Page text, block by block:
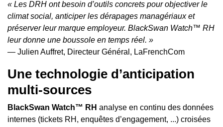
« Les DRH ont besoin d’outils concrets pour objectiver le
climat social, anticiper les dérapages managériaux et
préserver leur marque employeur. BlackSwan Watch™ RH
leur donne une boussole en temps réel. »
— Julien Auffret, Directeur Général, LaFrenchCom
Une technologie d’anticipation
multi-sources
BlackSwan Watch™ RH analyse en continu des données
internes (tickets RH, enquêtes d’engagement, ...) croisées